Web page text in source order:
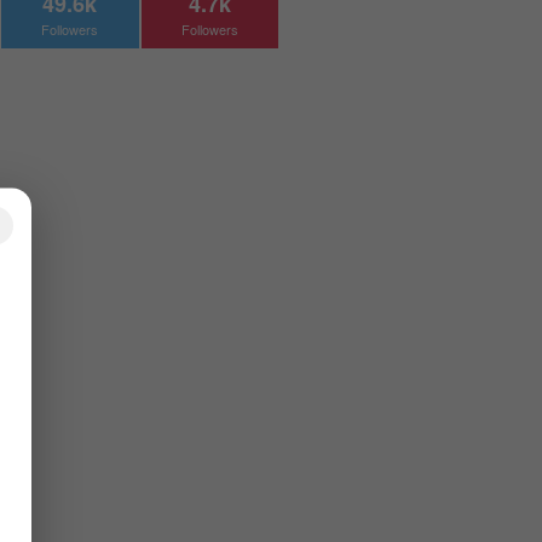
Followers Followers